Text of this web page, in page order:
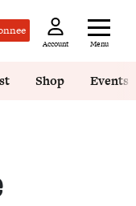
Account Menu
Shop Events